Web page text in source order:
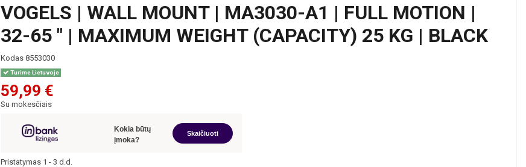
VOGELS | WALL MOUNT | MA3030-A1 | FULL MOTION |
32-65 " | MAXIMUM WEIGHT (CAPACITY) 25 KG | BLACK
Kodas 8553030
Turime Lietuvoje
59,99 €
Su mokesčiais
Kokia būtų
įmoka?
Skaičiuoti
Pristatymas 1 - 3 d.d.